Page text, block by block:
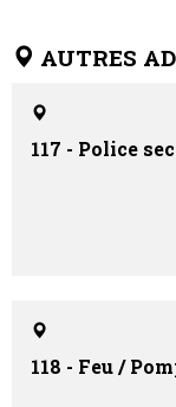
AUTRES
117 - Police
118 - Feu /